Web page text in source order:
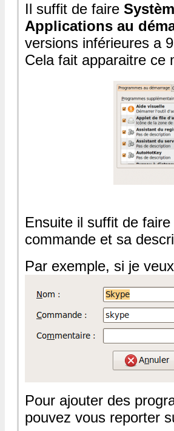
Il suffit de faire
Applications au
versions inférieures a
Cela fait apparaitre ce
Ensuite il suffit de
commande et sa
Par exemple, si je
Pour ajouter des
pouvez vous reporter